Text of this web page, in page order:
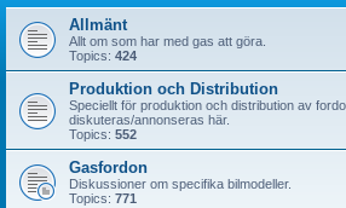
Allmänt
Allt om som har med gas att göra.
Topics: 424
Produktion och Distribution
Speciellt för produktion och distribution av
diskuteras/annonseras här.
Topics: 552
Gasfordon
Diskussioner om specifika bilmodeller.
Topics: 771